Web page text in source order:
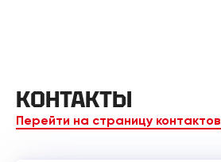
КОНТАКТЫ
Перейти на страницу контактов